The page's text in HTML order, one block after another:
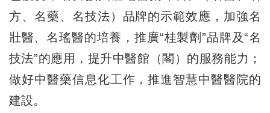
方、名藥、名技法）品牌的示範效應，加強名
壯醫、名瑤醫的培養，推廣“桂製劑”品牌及“名
技法”的應用，提升中醫館（閣）的服務能力；
做好中醫藥信息化工作，推進智慧中醫醫院的
建設。